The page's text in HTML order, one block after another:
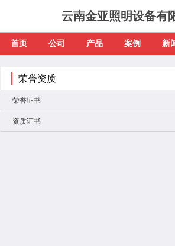
云南金亚照明设备有
首页 公司 产品 案例 新
荣誉资质
荣誉证书
资质证书